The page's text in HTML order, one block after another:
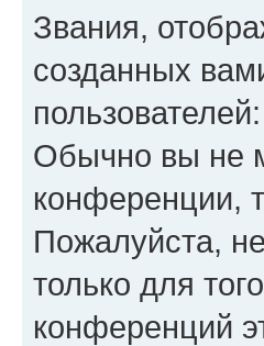
Звания,
созданных
Обычно вы не
конференции,
Пожалуйста,
только для
конференций